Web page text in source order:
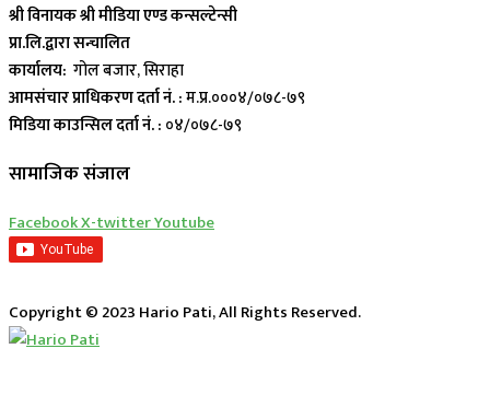
श्री विनायक श्री मीडिया एण्ड कन्सल्टेन्सी
प्रा.लि.द्वारा सन्चालित
कार्यालय: गोल बजार, सिराहा
आमसंचार प्राधिकरण दर्ता नं. :म.प्र.०००४/०७८-७९
मिडिया काउन्सिल दर्ता नं. : ०४/०७८-७९
सामाजिक संजाल
FacebookX-twitterYoutube
Copyright © 2023 Hario Pati, All Rights Reserved.